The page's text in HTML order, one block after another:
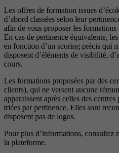
Les offres de formation issues
d’abord classées selon leur
afin de vous proposer les formations
En cas de pertinence équivalente,
en fonction d’un scoring précis qui
disposent d’éléments de visibilité,
cours.
Les formations proposées par des
clients), qui ne versent aucune
apparaissent après celles des
triées par pertinence. Elles sont
disposent pas de logos.
Pour plus d’informations, consultez
la plateforme.